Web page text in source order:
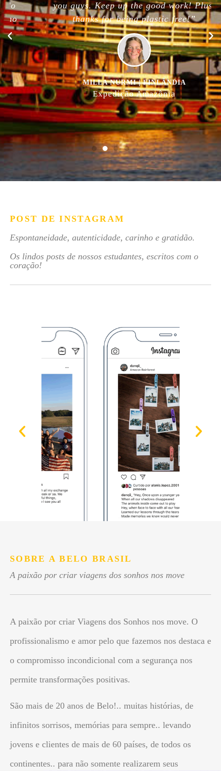
you guys. Keep up the good work! Plus,
thanks for being plastic free!”
MILLA NURMI | FINLÂNDIA
Expedição Amazônia
POST DE INSTAGRAM
Espontaneidade, autenticidade, carinho e gratidão.
Os lindos posts de nossos estudantes, escritos com o
coração!
SOBRE A BELO BRASIL
A paixão por criar viagens dos sonhos nos move
A paixão por criar Viagens dos Sonhos nos move. O
profissionalismo e amor pelo que fazemos nos destaca e
o compromisso incondicional com a segurança nos
permite transformações positivas.
São mais de 20 anos de Belo!.. muitas histórias, de
infinitos sorrisos, memórias para sempre.. levando
jovens e clientes de mais de 60 países, de todos os
continentes.. para não somente realizarem seus